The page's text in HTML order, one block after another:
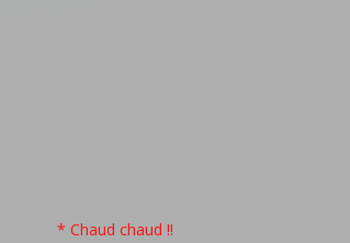
* Chaud chaud !!